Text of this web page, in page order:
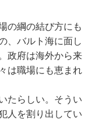
の綱の結び方にも
、バルト海に面し
政府は海外から来
は職場にも恵まれ
たらしい。そうい
人を割り出してい